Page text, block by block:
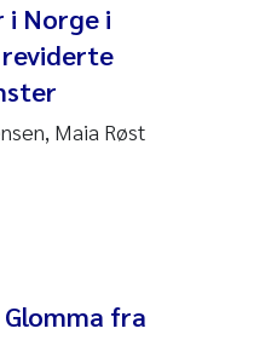
i Norge i
Maia Røst
fra